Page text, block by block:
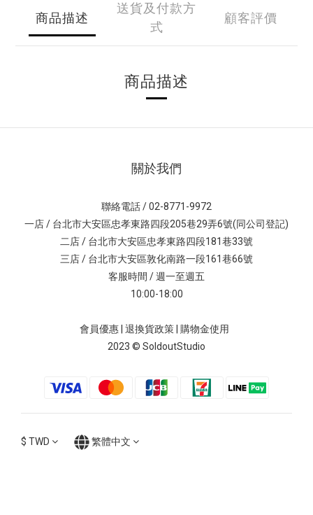
商品描述
送貨及付款方
式
顧客評價
商品描述
關於我們
聯絡電話 / 02-8771-9972
一店 / 台北市大安區忠孝東路四段205巷29弄6號(同公司登記)
二店 / 台北市大安區忠孝東路四段181巷33號
三店 / 台北市大安區敦化南路一段161巷66號
客服時間 / 週一至週五
10:00-18:00
會員優惠 退換貨政策
購物金使用
2023 © SoldoutStudio
$ TWD 繁體中文